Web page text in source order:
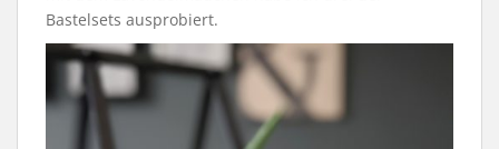
Bastelsets ausprobiert.